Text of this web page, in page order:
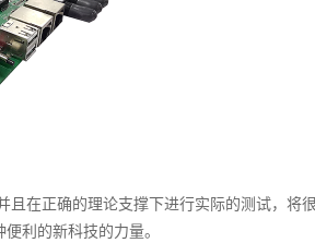
在正确的理论支撑下进行实际的测试，将
利的新科技的力量。